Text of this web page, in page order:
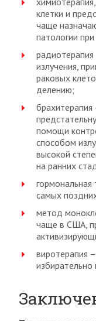
клетки и
чаще
патологии
радиотерапия
излучения,
раковых
делению;
помощи
способом
высокой
на ранних
самых
метод
чаще в США,
виротерапия